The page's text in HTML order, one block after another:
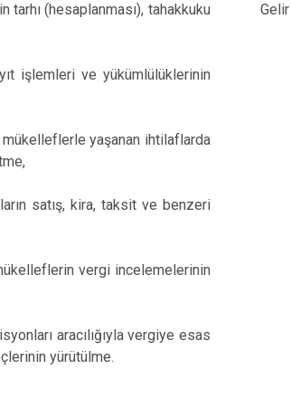
Bayat
Çay
Dazkırı
Emirdağ
(hesaplanması), tahakkuku
işlemleri ve yükümlülüklerinin
mükelleflerle yaşanan ihtilaflarda
satış, kira, taksit ve benzeri
vergi incelemelerinin
aracılığıyla vergiye esas
yürütülme.